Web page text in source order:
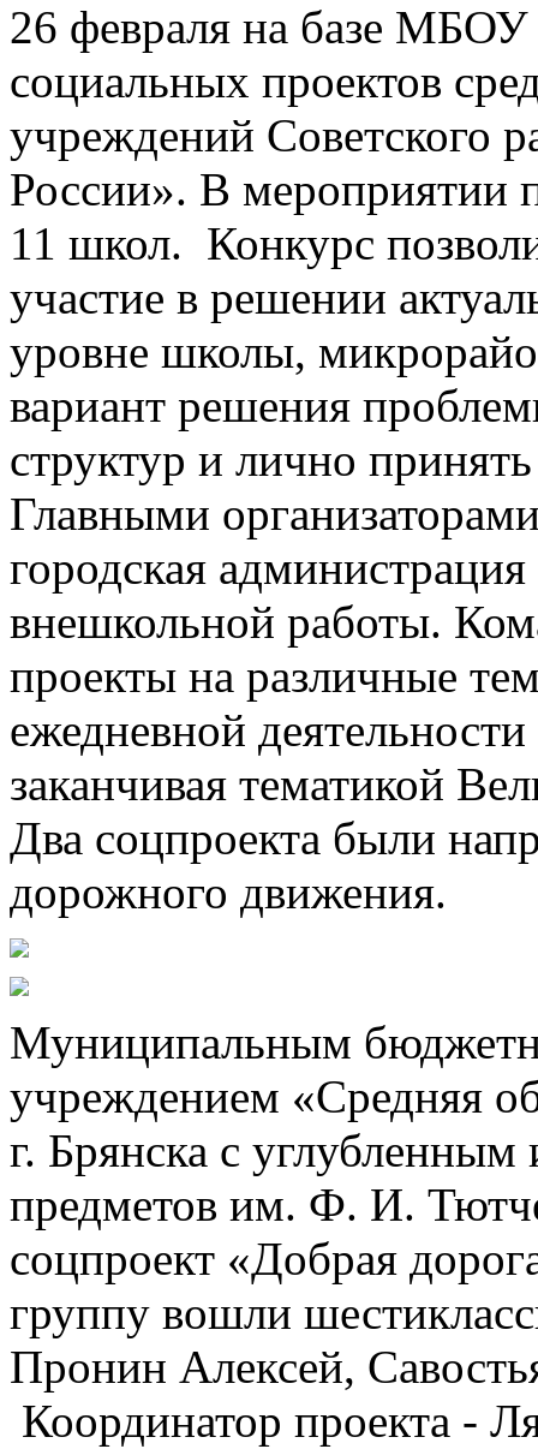
26 февраля на базе
социальных проектов
учреждений Советского
России». В мероприятии
11 школ. Конкурс
участие в решении
уровне школы,
вариант решения
структур и лично
Главными
городская
внешкольной работы.
проекты на различные
ежедневной
заканчивая тематикой
Два соцпроекта были
дорожного движения.
Муниципальным
учреждением «Средняя
г. Брянска с
предметов им. Ф. И.
соцпроект «Добрая
группу вошли
Пронин Алексей,
Координатор проекта -